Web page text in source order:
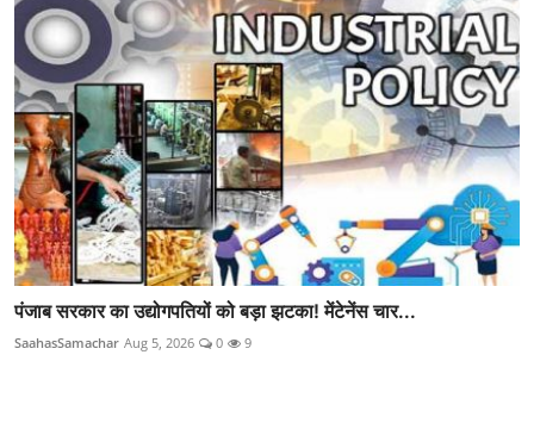
पंजाब सरकार का उद्योगपतियों को बड़ा झटका! मेंटेनेंस चार...
SaahasSamachar Aug 5, 2026 0 9